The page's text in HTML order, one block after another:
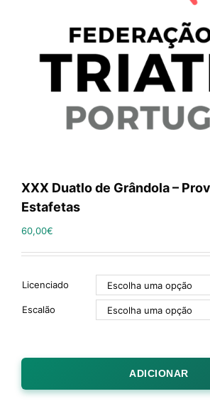
XXX Duatlo de Grândola –
Estafetas
60,00€
Licenciado
Escalão
ADICIONAR